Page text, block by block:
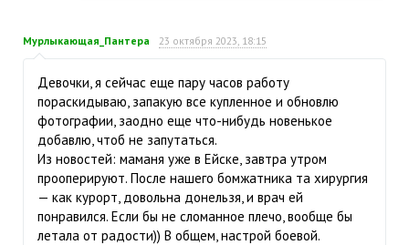
Мурлыкающая_Пантера 23 октября 2023, 18:15
Девочки, я сейчас еще пару часов работу
пораскидываю, запакую все купленное и обновлю
фотографии, заодно еще что-нибудь новенькое
добавлю, чтоб не запутаться.
Из новостей: маманя уже в Ейске, завтра утром
прооперируют. После нашего бомжатника та хирургия
— как курорт, довольна донельзя, и врач ей
понравился. Если бы не сломанное плечо, вообще бы
летала от радости)) В общем, настрой боевой.